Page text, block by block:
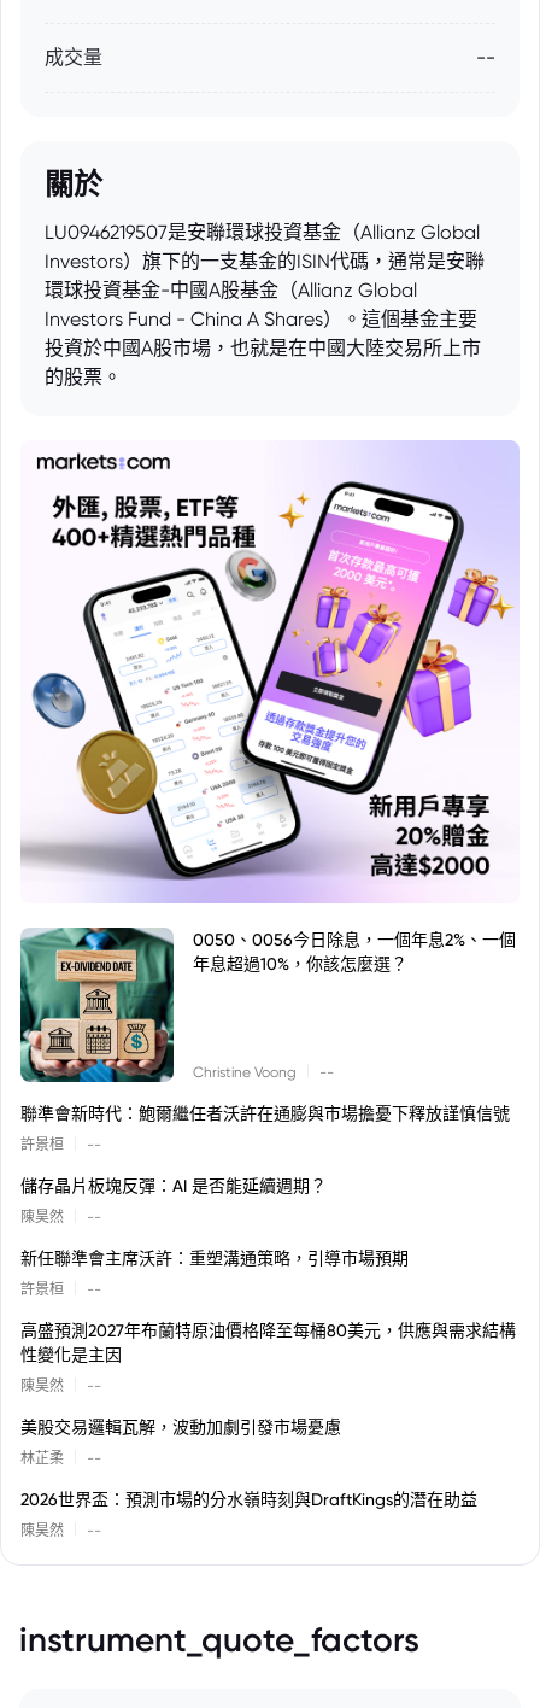
成交量 --
關於
LU0946219507是安聯環球投資基金（Allianz Global
Investors）旗下的一支基金的ISIN代碼，通常是安聯
環球投資基金-中國A股基金（Allianz Global
Investors Fund - China A Shares）。這個基金主要
投資於中國A股市場，也就是在中國大陸交易所上市
的股票。
0050、0056今日除息，一個年息2%、一個
年息超過10%，你該怎麼選？
Christine Voong --
聯準會新時代：鮑爾繼任者沃許在通膨與市場擔憂下釋放謹慎信號
許景桓 --
儲存晶片板塊反彈：AI 是否能延續週期？
陳昊然 --
新任聯準會主席沃許：重塑溝通策略，引導市場預期
許景桓 --
高盛預測2027年布蘭特原油價格降至每桶80美元，供應與需求結構
性變化是主因
陳昊然 --
美股交易邏輯瓦解，波動加劇引發市場憂慮
林芷柔 --
2026世界盃：預測市場的分水嶺時刻與DraftKings的潛在助益
陳昊然 --
instrument_quote_factors